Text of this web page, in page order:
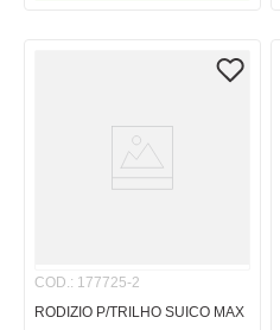
COD.: 177725-2
RODIZIO P/TRILHO SUICO MAX